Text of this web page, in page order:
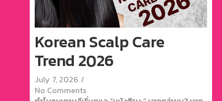
Korean Scalp Care
Trend 2026
July 7, 2026 /
No Comments